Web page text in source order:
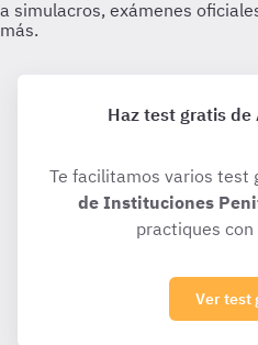
Haz test gratis
Te facilitamos varios test
de Instituciones
practiques con
Ver test